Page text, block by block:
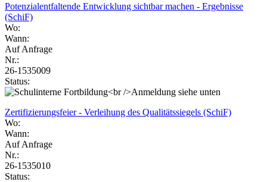
Potenzialentfaltende Entwicklung sichtbar machen - Ergebnisse
(SchiF)
Wo:
Wann:
Auf Anfrage
Nr.:
26-1535009
Status:
Zertifizierungsfeier - Verleihung des Qualitätssiegels (SchiF)
Wo:
Wann:
Auf Anfrage
Nr.:
26-1535010
Status: